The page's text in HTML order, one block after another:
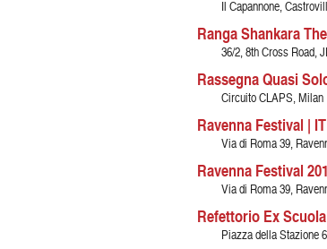
Il Capannone,
Ranga Shankara
36/2, 8th Cross Road,
Rassegna Quasi
Circuito CLAPS, Milan
Ravenna Festival | IT
Via di Roma 39,
Ravenna Festival
Via di Roma 39,
Refettorio Ex
Piazza della Stazione